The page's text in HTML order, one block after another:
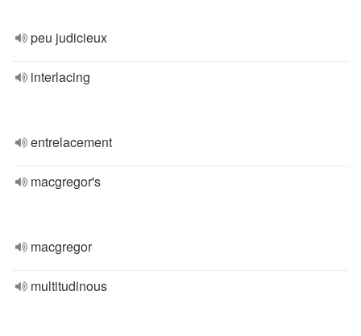
peu judicieux
interlacing
entrelacement
macgregor's
macgregor
multitudinous